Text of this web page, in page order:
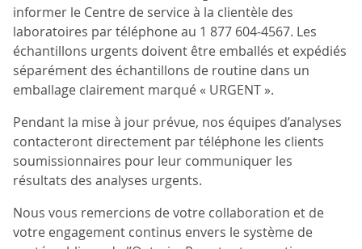
informer le Centre de service à la clientèle des
laboratoires par téléphone au 1 877 604-4567. Les
échantillons urgents doivent être emballés et expédiés
séparément des échantillons de routine dans un
emballage clairement marqué « URGENT ».
Pendant la mise à jour prévue, nos équipes d’analyses
contacteront directement par téléphone les clients
soumissionnaires pour leur communiquer les
résultats des analyses urgents.
Nous vous remercions de votre collaboration et de
votre engagement continus envers le système de